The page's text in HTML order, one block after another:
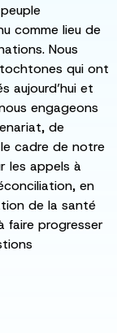
comme lieu de
Nous
qui ont
aujourd’hui et
engageons
de
cadre de notre
les appels à
en
de la santé
faire progresser